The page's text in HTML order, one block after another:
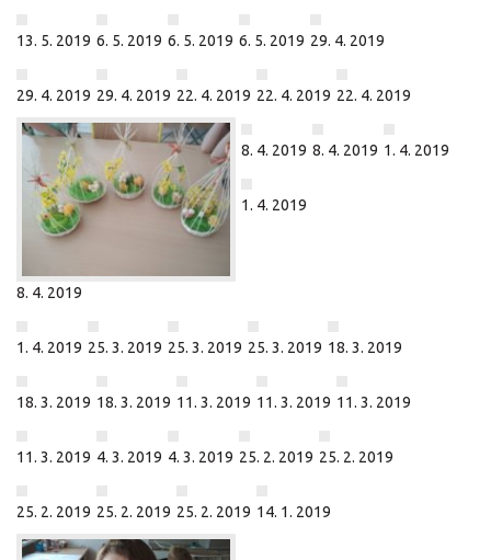
13. 5. 2019 6. 5. 2019 6. 5. 2019 6. 5. 2019 29. 4. 2019
29. 4. 2019 29. 4. 2019 22. 4. 2019 22. 4. 2019 22. 4. 2019
8. 4. 2019
8. 4. 2019 8. 4. 2019 1. 4. 2019
1. 4. 2019
1. 4. 2019 25. 3. 2019 25. 3. 2019 25. 3. 2019 18. 3. 2019
18. 3. 2019 18. 3. 2019 11. 3. 2019 11. 3. 2019 11. 3. 2019
11. 3. 2019 4. 3. 2019 4. 3. 2019 25. 2. 2019 25. 2. 2019
25. 2. 2019 25. 2. 2019 25. 2. 2019 14. 1. 2019